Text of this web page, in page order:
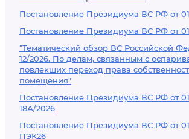
Постановление Президиума ВС РФ от
Постановление Президиума ВС РФ от
"Тематический обзор ВС Российской
12/2026. По делам, связанным с
повлекших переход права
помещения"
Постановление Президиума ВС РФ от
18А/2026
Постановление Президиума ВС РФ от
ПЭК26